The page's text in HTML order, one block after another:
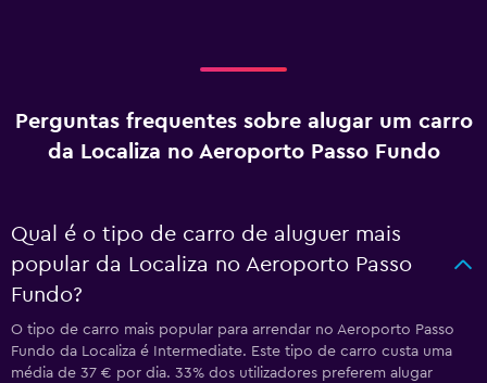
Perguntas frequentes sobre alugar um carro
da Localiza no Aeroporto Passo Fundo
Qual é o tipo de carro de aluguer mais
popular da Localiza no Aeroporto Passo
Fundo?
O tipo de carro mais popular para arrendar no Aeroporto Passo
Fundo da Localiza é Intermediate. Este tipo de carro custa uma
média de 37 € por dia. 33% dos utilizadores preferem alugar